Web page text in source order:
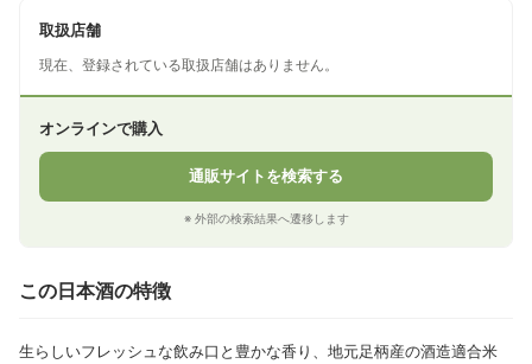
取扱店舗
現在、登録されている取扱店舗はありません。
オンラインで購入
通販サイトを検索する
※ 外部の検索結果へ遷移します
この日本酒の特徴
生らしいフレッシュな飲み口と豊かな香り、地元足柄産の酒造適合米